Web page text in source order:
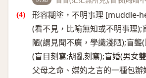
形容糊塗，不明事理 [muddle-
(看不見，比喻無知或不明事理);
陋(謂見聞不廣，學識淺陋);盲聾
(盲目刻寫;胡亂刻寫);盲婚(男女
父母之命、媒妁之言的一種包辦